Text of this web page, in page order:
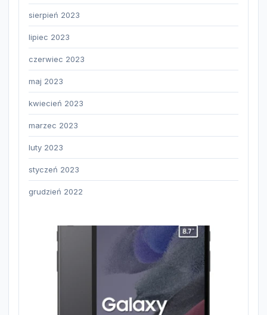
sierpień 2023
lipiec 2023
czerwiec 2023
maj 2023
kwiecień 2023
marzec 2023
luty 2023
styczeń 2023
grudzień 2022